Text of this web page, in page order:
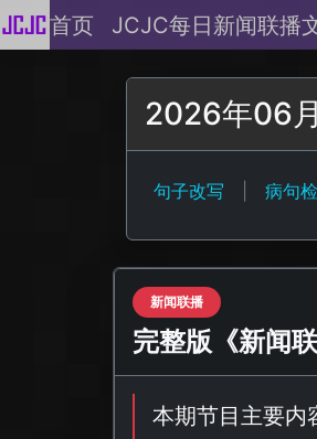
首页 JCJC每日新闻联播
2026年06
句子改写 病句
新闻联播
完整版《新闻
本期节目主要内